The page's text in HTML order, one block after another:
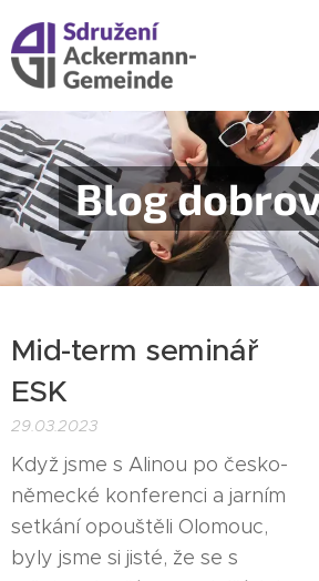
Blog
Mid-term seminář
ESK
29.03.2023
Když jsme s Alinou po česko-
německé konferenci a jarním
setkání opouštěli Olomouc,
byly jsme si jisté, že se s